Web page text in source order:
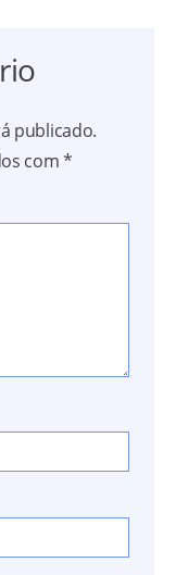
publicado.
com*